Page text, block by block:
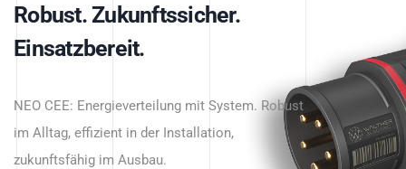
Intelligente Stromverteilung
beginnt hier.
Robust. Zukunftssicher.
Einsatzbereit.
NEO CEE: Energieverteilung mit System. Robust
im Alltag, effizient in der Installation,
zukunftsfähig im Ausbau.
Intelligenz trifft Energie.
Anwendungen – robust, IP-geschützt und
zukunftsfähig.